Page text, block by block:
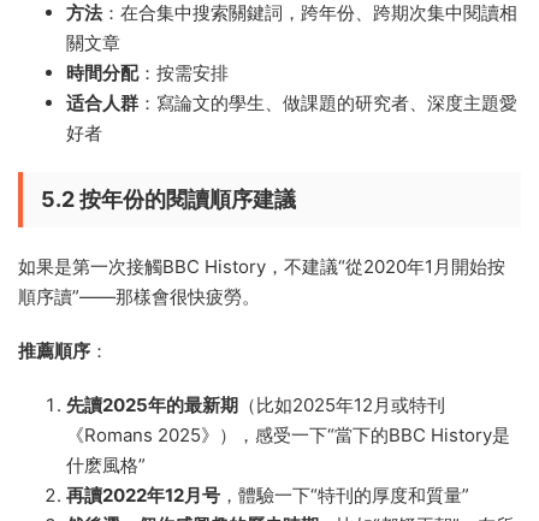
方法：在合集中搜索關鍵詞，跨年份、跨期次集中閱讀相
關文章
時間分配：按需安排
适合人群 ：寫論文的學生、做課題的研究者、深度主題愛
好者
5.2 按年份的閱讀順序建議
如果是第一次接觸BBC History，不建議“從2020年1月開始按
順序讀”——那樣會很快疲勞。
推薦順序 ：
先讀2025年的最新期 （比如2025年12月或特刊
《Romans 2025》），感受一下“當下的BBC History是
什麽風格”
再讀2022年12月号 ，體驗一下“特刊的厚度和質量”